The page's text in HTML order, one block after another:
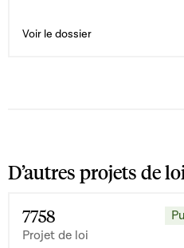
Voir le dossier
D’autres projets de
7758
Projet de loi